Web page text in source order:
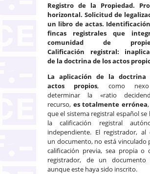
Registro de la Propiedad.
horizontal. Solicitud de
un libro de actas.
fincas registrales que
comunidad de
Calificación registral:
de la doctrina de los actos
La aplicación de la doctrina
actos propios, como
determinar la «ratio
recurso, es totalmente errónea
que el sistema registral español se
la calificación registral
independiente. El registrador, al
un documento, no está vinculado
calificación previa, sea propia o
registrador, de un documento
aunque este haya sido inscrito.